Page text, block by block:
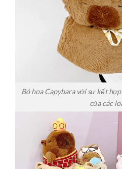
Bó hoa Capybara với sự kết
của các